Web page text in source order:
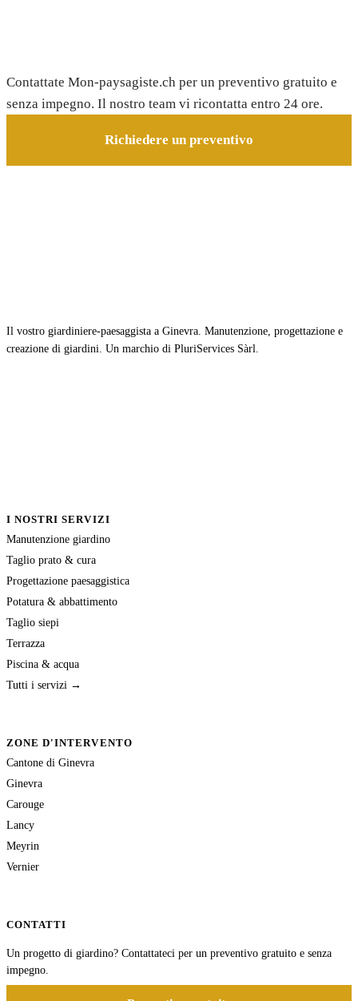
Contattate Mon-paysagiste.ch per un preventivo gratuito e
senza impegno. Il nostro team vi ricontatta entro 24 ore.
Richiedere un preventivo
Il vostro giardiniere-paesaggista a Ginevra. Manutenzione, progettazione e
creazione di giardini. Un marchio di PluriServices Sàrl.
I NOSTRI SERVIZI
Manutenzione giardino
Taglio prato & cura
Progettazione paesaggistica
Potatura & abbattimento
Taglio siepi
Terrazza
Piscina & acqua
Tutti i servizi →
ZONE D'INTERVENTO
Cantone di Ginevra
Ginevra
Carouge
Lancy
Meyrin
Vernier
CONTATTI
Un progetto di giardino? Contattateci per un preventivo gratuito e senza
impegno.